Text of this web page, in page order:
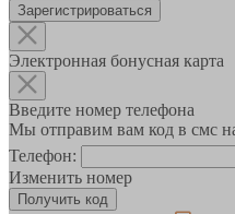
Зарегистрироваться
Электронная бонусная карта
Введите номер телефона
Мы отправим вам код в смс
Телефон:
Изменить номер